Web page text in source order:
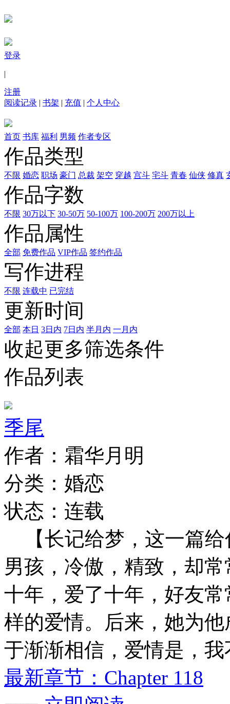
登录
|
注册
阅读记录 | 书架 | 充值 | 个人中心
首页 书库 福利 男频 作者专区
作品类型
不限 婚恋 职场 豪门 总裁 架空 穿越 宫斗 宅斗 青春 仙侠 修真
作品字数
不限 30万以下 30-50万 50-100万 100-200万 200万以上
作品属性
全部 免费作品 VIP作品 签约作品
写作进程
不限 连载中 已完结
更新时间
全部 本日 3日内 7日内 半月内 一月内
收起更多筛选条件
作品列表
季尾
作者：霜华月明
分类：婚恋
状态：连载
【长记给梦，这一篇给
男孩，冷傲，精致，却
十年，爱了十年，好友
样的爱情。后来，她为
于渐渐相信，爱情是，
最新章节：Chapter 118